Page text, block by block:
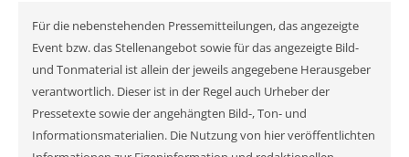
Für die nebenstehenden Pressemitteilungen, das angezeigte
Event bzw. das Stellenangebot sowie für das angezeigte Bild-
und Tonmaterial ist allein der jeweils angegebene Herausgeber
verantwortlich. Dieser ist in der Regel auch Urheber der
Pressetexte sowie der angehängten Bild-, Ton- und
Informationsmaterialien. Die Nutzung von hier veröffentlichten